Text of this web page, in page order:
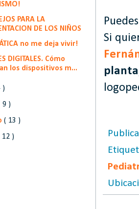
Si
PARA LA
DE LOS NIÑOS
no me deja vivir!
DIGITALES. Cómo
los dispositivos m...
)
9 )
( 13 )
12 )